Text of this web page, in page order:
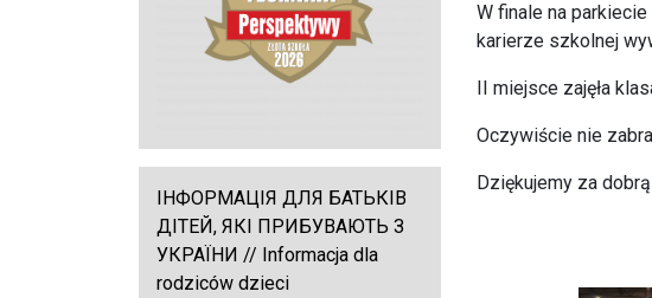
W finale na
karierze szkolnej
II miejsce zajęła
Oczywiście nie
Dziękujemy za
ІНФОРМАЦІЯ ДЛЯ БАТЬКІВ
ДІТЕЙ, ЯКІ ПРИБУВАЮТЬ З
УКРАЇНИ // Informacja dla
rodziców dzieci